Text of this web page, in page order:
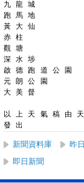
九 龍 城
跑 馬 地
黃 大 仙
赤 柱
觀 塘
深 水 埗
啟 德 跑 道 公 園
元 朗 公 園
大 美 督
以 上 天 氣 稿 由
發 出
新聞資料庫 昨
即日新聞